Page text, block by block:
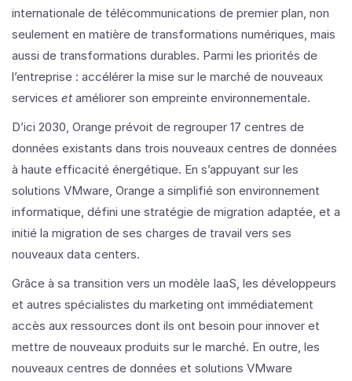
internationale de télécommunications de premier plan, non
seulement en matière de transformations numériques, mais
aussi de transformations durables. Parmi les priorités de
l’entreprise : accélérer la mise sur le marché de nouveaux
services et améliorer son empreinte environnementale.
D’ici 2030, Orange prévoit de regrouper 17 centres de
données existants dans trois nouveaux centres de données
à haute efficacité énergétique. En s’appuyant sur les
solutions VMware, Orange a simplifié son environnement
informatique, défini une stratégie de migration adaptée, et a
initié la migration de ses charges de travail vers ses
nouveaux data centers.
Grâce à sa transition vers un modèle IaaS, les développeurs
et autres spécialistes du marketing ont immédiatement
accès aux ressources dont ils ont besoin pour innover et
mettre de nouveaux produits sur le marché. En outre, les
nouveaux centres de données et solutions VMware